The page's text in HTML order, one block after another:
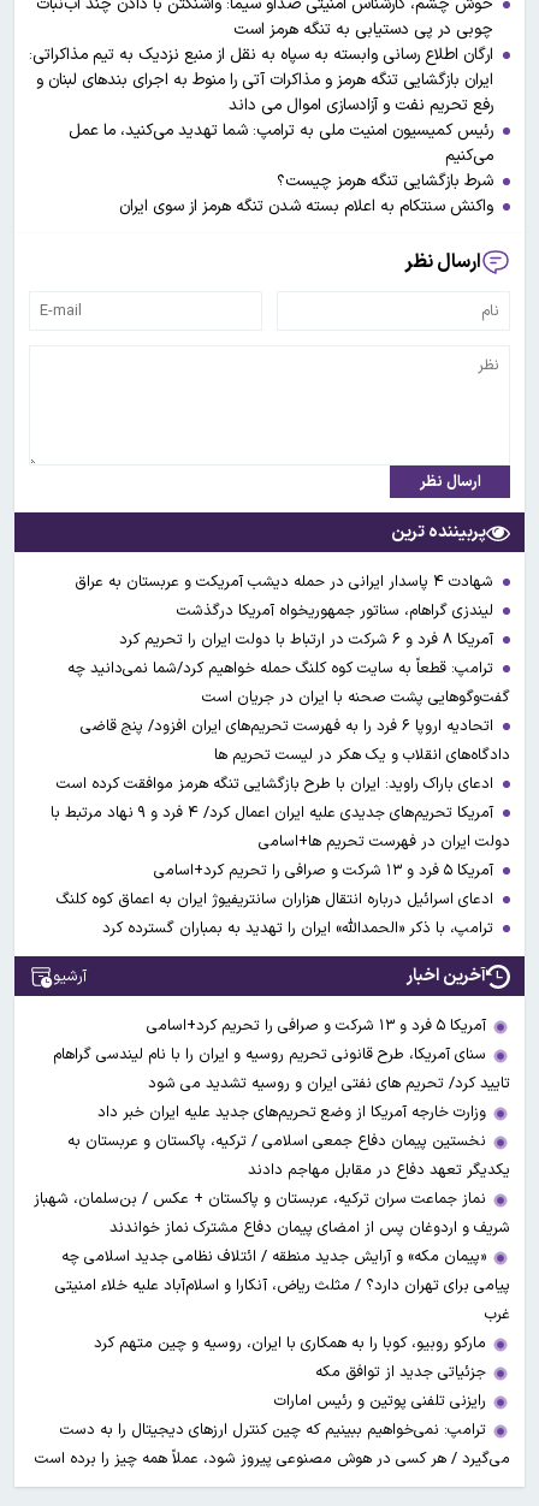
چوبی در پی دستیابی به تنگه هرمز است
ارگان اطلاع رسانی وابسته به سپاه به نقل از منبع نزدیک به تیم مذاکراتی:
ایران بازگشایی تنگه هرمز و مذاکرات آتی را منوط به اجرای بندهای لبنان و
رفع تحریم نفت و آزادسازی اموال می داند
رئیس کمیسیون امنیت ملی به ترامپ: شما تهدید می‌کنید، ما عمل
می‌کنیم
شرط بازگشایی تنگه هرمز چیست؟
واکنش سنتکام به اعلام بسته شدن تنگه هرمز از سوی ایران
ارسال نظر
ارسال نظر
پربیننده ترین
شهادت ۴ پاسدار ایرانی در حمله دیشب آمریکت و عربستان به عراق
لیندزی گراهام، سناتور جمهوریخواه آمریکا درگذشت
آمریکا ۸ فرد و ۶ شرکت در ارتباط با دولت ایران را تحریم کرد
ترامپ: قطعاً به سایت کوه کلنگ حمله خواهیم کرد/شما نمی‌دانید چه
گفت‌وگوهایی پشت صحنه با ایران در جریان است
اتحادیه اروپا ۶ فرد را به فهرست تحریم‌های ایران افزود/ پنج قاضی
دادگاه‌های انقلاب و یک هکر در لیست تحریم ها
ادعای باراک راوید: ایران با طرح بازگشایی تنگه هرمز موافقت کرده است
آمریکا تحریم‌های جدیدی علیه ایران اعمال کرد/ ۴ فرد و ۹ نهاد مرتبط با
دولت ایران در فهرست تحریم ها+اسامی
آمریکا ۵ فرد و ۱۳ شرکت و صرافی را تحریم کرد+اسامی
ادعای اسرائیل درباره انتقال هزاران سانتریفیوژ ایران به اعماق کوه کلنگ
ترامپ، با ذکر «الحمدالله» ایران را تهدید به بمباران گسترده کرد
آخرین اخبار آرشیو
آمریکا ۵ فرد و ۱۳ شرکت و صرافی را تحریم کرد+اسامی
سنای آمریکا، طرح قانونی تحریم روسیه و ایران را با نام لیندسی گراهام
تایید کرد/ تحریم های نفتی ایران و روسیه تشدید می شود
وزارت خارجه آمریکا از وضع تحریم‌های جدید علیه ایران خبر داد
نخستین پیمان دفاع جمعی اسلامی / ترکیه، پاکستان و عربستان به
یکدیگر تعهد دفاع در مقابل مهاجم دادند
نماز جماعت سران ترکیه، عربستان و پاکستان + عکس / بن‌سلمان، شهباز
شریف و اردوغان پس از امضای پیمان دفاع مشترک نماز خواندند
«پیمان مکه» و آرایش جدید منطقه / ائتلاف نظامی جدید اسلامی چه
پیامی برای تهران دارد؟ / مثلث ریاض، آنکارا و اسلام‌آباد علیه خلاء امنیتی
غرب
مارکو روبیو، کوبا را به همکاری با ایران، روسیه و چین متهم کرد
جزئیاتی جدید از توافق مکه
رایزنی تلفنی پوتین و رئیس امارات
ترامپ: نمی‌خواهیم ببینیم که چین کنترل ارز‌های دیجیتال را به دست
می‌گیرد / هر کسی در هوش مصنوعی پیروز شود، عملاً همه چیز را برده است